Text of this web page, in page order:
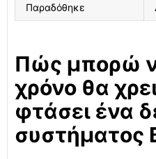
Παραδόθηκε
Πώς μπορώ
χρόνο θα
φτάσει ένα
συστήματος